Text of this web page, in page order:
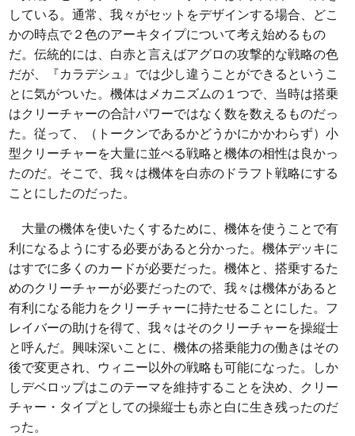
している。通常、我々がセットをデザインする場合、どこ
かの時点で２色のアーキタイプについて考え始めるもの
だ。伝統的には、白赤と言えばアグロの攻撃的な戦略の色
だが、『カラデシュ』では少し違うことができるというこ
とに気がついた。機体はメカニズムの１つで、当時は搭乗
はクリーチャーの合計パワーではなく数を数えるものだっ
た。従って、（トークンであるかどうかにかかわらず）小
型クリーチャーを大量に並べる戦略と機体の相性は良かっ
たのだ。そこで、我々は機体を白赤のドラフト戦略にする
ことにしたのだった。
大量の機体を使いたくするために、機体を使うことで有
利になるようにする必要があると分かった。機体デッキに
はすでに多くのカードが必要だった。機体と、搭乗するた
めのクリーチャーが必要だったので、我々は機体があると
有利になる能力をクリーチャーに持たせることにした。フ
レイバーの助けを得て、我々はそのクリーチャーを操縦士
と呼んだ。興味深いことに、機体の搭乗能力の働きはその
後で変更され、ウィニー以外の戦略も可能になった。しか
しデベロップはこのテーマを維持することを決め、クリー
チャー・タイプとしての操縦士も赤と白に生き残ったのだ
った。